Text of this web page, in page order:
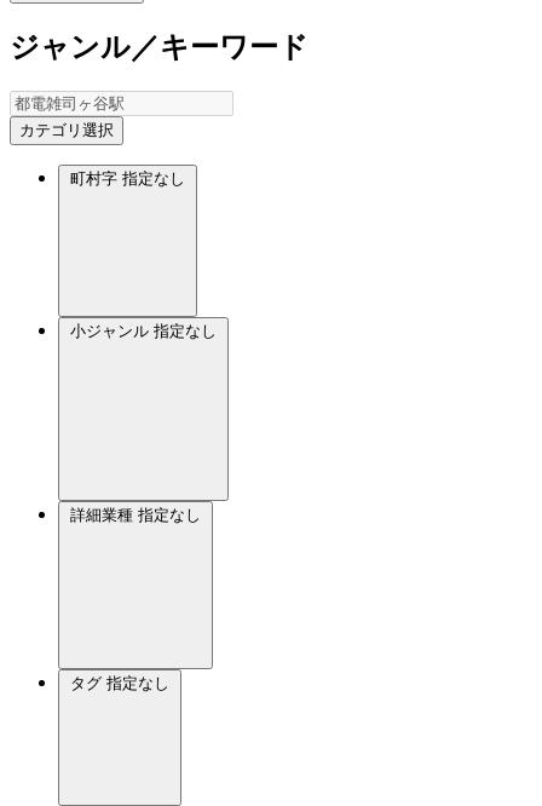
ジャンル／キーワード
カテゴリ選択
町村字 指定なし
小ジャンル 指定なし
詳細業種 指定なし
タグ 指定なし